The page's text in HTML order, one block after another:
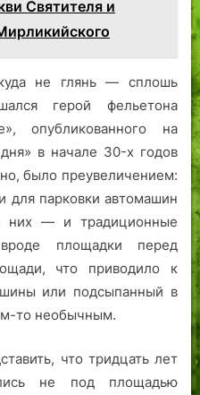
Святителя и
не глянь — сплошь
герой фельетона
опубликованного на
в начале 30-х годов
было преувеличением:
для парковки автомашин
них — и традиционные
вроде площадки перед
что приводило к
или подсыпанный в
то необычным.
что тридцать лет
не под площадью